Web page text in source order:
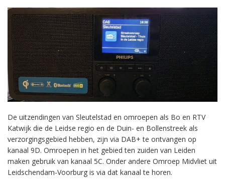
De uitzendingen van Sleutelstad en omroepen als Bo en RTV
Katwijk die de Leidse regio en de Duin- en Bollenstreek als
verzorgingsgebied hebben, zijn via DAB+ te ontvangen op
kanaal 9D. Omroepen in het gebied ten zuiden van Leiden
maken gebruik van kanaal 5C. Onder andere Omroep Midvliet uit
Leidschendam-Voorburg is via dat kanaal te horen.